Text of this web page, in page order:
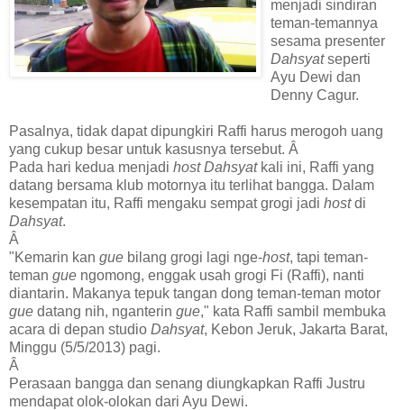
menjadi sindiran
teman-temannya
sesama presenter
Dahsyatseperti
Ayu Dewi dan
Denny Cagur.
Pasalnya, tidak dapat dipungkiri Raffi harus merogoh uang
yang cukup besar untuk kasusnya tersebut. Â
Pada hari kedua menjadi host Dahsyat kali ini, Raffi yang
datang bersama klub motornya itu terlihat bangga. Dalam
kesempatan itu, Raffi mengaku sempat grogi jadi hostdi
Dahsyat.
Â
"Kemarin kan gue bilang grogi lagi nge-host, tapi teman-
teman gue ngomong, enggak usah grogi Fi (Raffi), nanti
diantarin. Makanya tepuk tangan dong teman-teman motor
gue datang nih, nganterin gue," kata Raffi sambil membuka
acara di depan studio Dahsyat, Kebon Jeruk, Jakarta Barat,
Minggu (5/5/2013) pagi.
Â
Perasaan bangga dan senang diungkapkan Raffi Justru
mendapat olok-olokan dari Ayu Dewi.